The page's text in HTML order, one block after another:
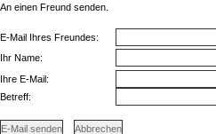
An einen Freund senden.
E-Mail Ihres Freundes:
Ihr Name:
Ihre E-Mail:
Betreff: